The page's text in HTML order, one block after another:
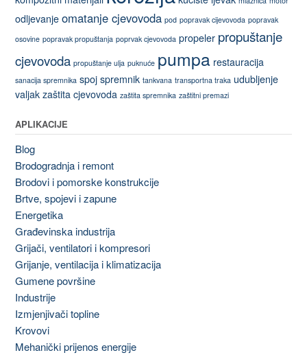
odljevanje omatanje cjevovoda pod popravak cijevovoda popravak
osovine popravak propuštanja poprvak cjevovoda propeler propuštanje
cjevovoda propuštanje ulja puknuće pumpa restauracija
sanacija spremnika spoj spremnik tankvana transportna traka udubljenje
valjak zaštita cjevovoda zaštita spremnika zaštitni premazi
APLIKACIJE
Blog
Brodogradnja i remont
Brodovi i pomorske konstrukcije
Brtve, spojevi i zapune
Energetika
Građevinska industrija
Grijači, ventilatori i kompresori
Grijanje, ventilacija i klimatizacija
Gumene površine
Industrije
Izmjenjivači topline
Krovovi
Mehanički prijenos energije